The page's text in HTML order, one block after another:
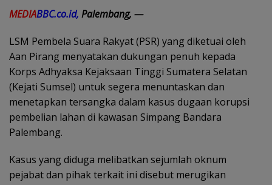
MEDIABBC.co.id, Palembang, —
LSM Pembela Suara Rakyat (PSR) yang diketuai oleh
Aan Pirang menyatakan dukungan penuh kepada
Korps Adhyaksa Kejaksaan Tinggi Sumatera Selatan
(Kejati Sumsel) untuk segera menuntaskan dan
menetapkan tersangka dalam kasus dugaan korupsi
pembelian lahan di kawasan Simpang Bandara
Palembang.
Kasus yang diduga melibatkan sejumlah oknum
pejabat dan pihak terkait ini disebut merugikan